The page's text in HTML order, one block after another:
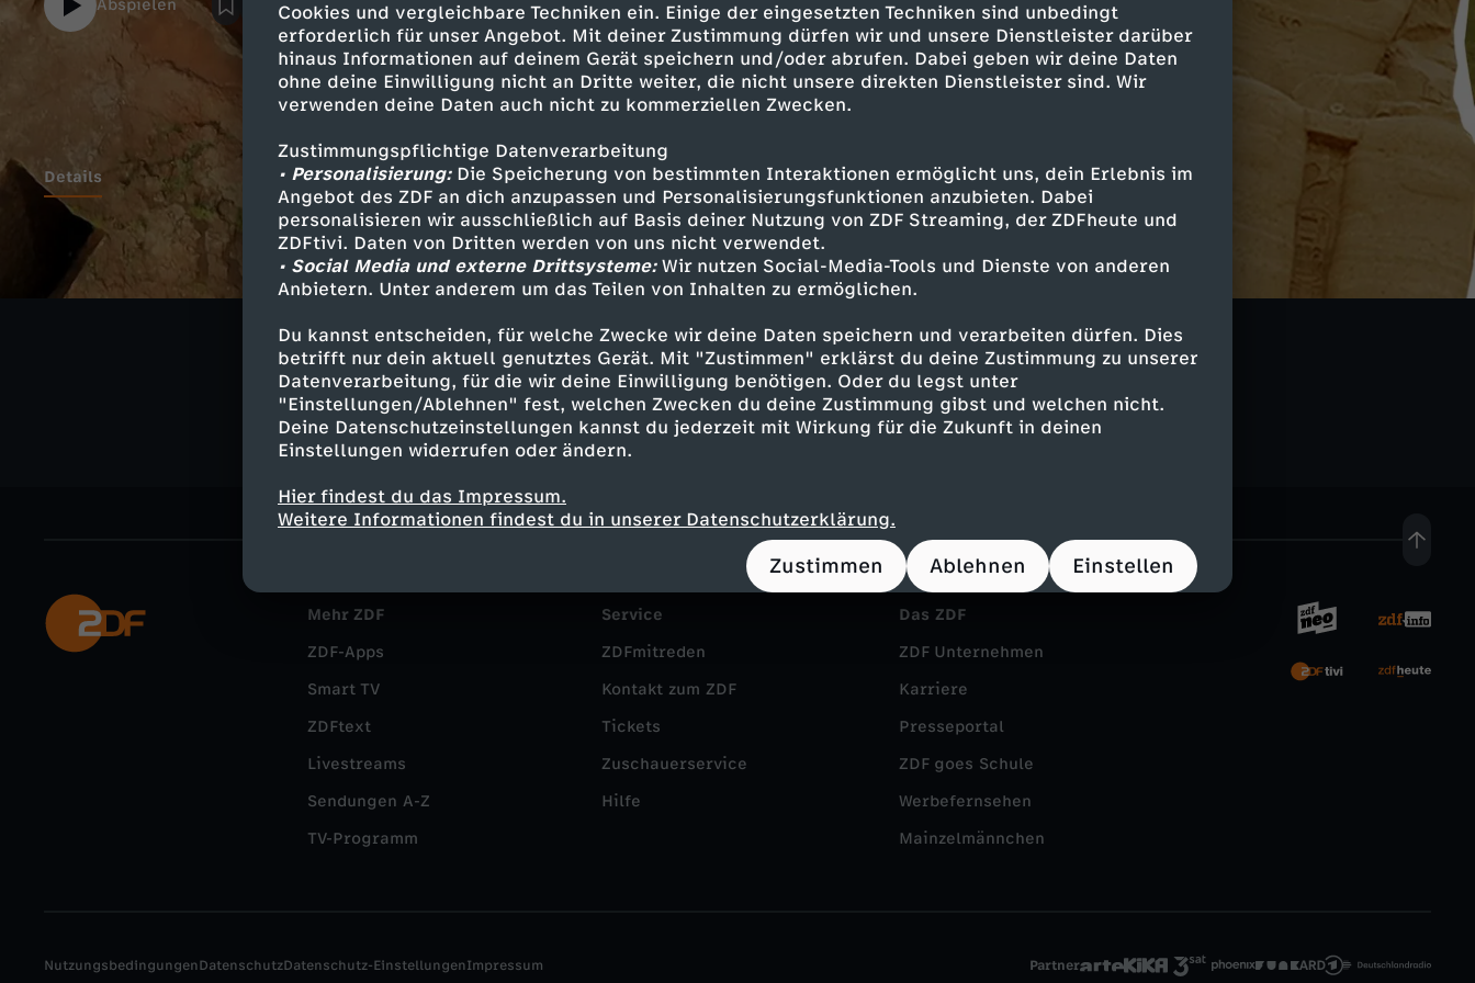
Cookies und vergleichbare Techniken ein. Einige der eingesetzten Techniken sind unbedingt
erforderlich für unser Angebot. Mit deiner Zustimmung dürfen wir und unsere Dienstleister darüber
hinaus Informationen auf deinem Gerät speichern und/oder abrufen. Dabei geben wir deine Daten
ohne deine Einwilligung nicht an Dritte weiter, die nicht unsere direkten Dienstleister sind. Wir
verwenden deine Daten auch nicht zu kommerziellen Zwecken.
Zustimmungspflichtige Datenverarbeitung
• Personalisierung:Die Speicherung von bestimmten Interaktionen ermöglicht uns, dein Erlebnis im
Angebot des ZDF an dich anzupassen und Personalisierungsfunktionen anzubieten. Dabei
personalisieren wir ausschließlich auf Basis deiner Nutzung von ZDF Streaming, der ZDFheute und
ZDFtivi. Daten von Dritten werden von uns nicht verwendet.
• Social Media und externe Drittsysteme:Wir nutzen Social-Media-Tools und Dienste von anderen
Anbietern. Unter anderem um das Teilen von Inhalten zu ermöglichen.
Du kannst entscheiden, für welche Zwecke wir deine Daten speichern und verarbeiten dürfen. Dies
betrifft nur dein aktuell genutztes Gerät. Mit "Zustimmen" erklärst du deine Zustimmung zu unserer
Datenverarbeitung, für die wir deine Einwilligung benötigen. Oder du legst unter
"Einstellungen/Ablehnen" fest, welchen Zwecken du deine Zustimmung gibst und welchen nicht.
Deine Datenschutzeinstellungen kannst du jederzeit mit Wirkung für die Zukunft in deinen
Einstellungen widerrufen oder ändern.
Hier findest du das Impressum.
Weitere Informationen findest du in unserer Datenschutzerklärung.
Zustimmen Ablehnen Einstellen
Abspielen
Details
Ähnliche Inhalte entdecken
Geschichte Dokumentation hintergründig
Geschichte kurz
Terra X
Mehr ZDF
ZDF-Apps
Smart TV
ZDFtext
Livestreams
Sendungen A-Z
TV-Programm
Service
ZDFmitreden
Kontakt zum ZDF
Tickets
Zuschauerservice
Hilfe
Das ZDF
ZDF Unternehmen
Karriere
Presseportal
ZDF goes Schule
Werbefernsehen
Mainzelmännchen
Partner
NutzungsbedingungenDatenschutzDatenschutz-EinstellungenImpressum